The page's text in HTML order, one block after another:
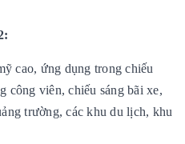
:
cao, ứng dụng trong chiếu
công viên, chiếu sáng bãi xe,
trường, các khu du lịch, khu